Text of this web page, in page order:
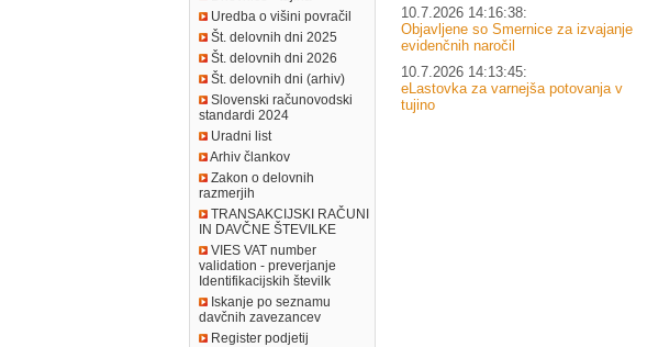
Uredba o višini povračil
Št. delovnih dni 2025
Št. delovnih dni 2026
Št. delovnih dni (arhiv)
Slovenski računovodski
standardi 2024
Uradni list
Arhiv člankov
Zakon o delovnih
razmerjih
TRANSAKCIJSKI RAČUNI
IN DAVČNE ŠTEVILKE
VIES VAT number
validation - preverjanje
Identifikacijskih številk
Iskanje po seznamu
davčnih zavezancev
Register podjetij
10.7.2026 14:16:38:
Objavljene so Smernice za izvajanje
evidenčnih naročil
10.7.2026 14:13:45:
eLastovka za varnejša potovanja v
tujino